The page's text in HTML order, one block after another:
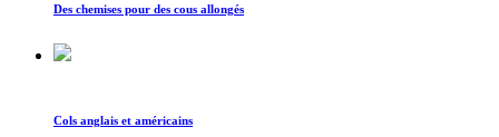
Des chemises pour des cous allongés
Cols anglais et américains